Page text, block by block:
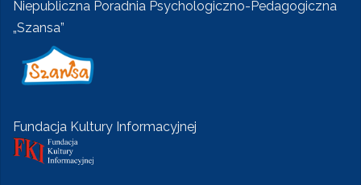
Niepubliczna Poradnia Psychologiczno-Pedagogiczna
„Szansa”
Fundacja Kultury Informacyjnej